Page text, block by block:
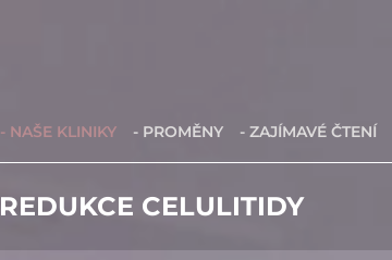
- NAŠE KLINIKY - PROMĚNY - ZAJÍMAVÉ ČTENÍ
REDUKCE CELULITIDY